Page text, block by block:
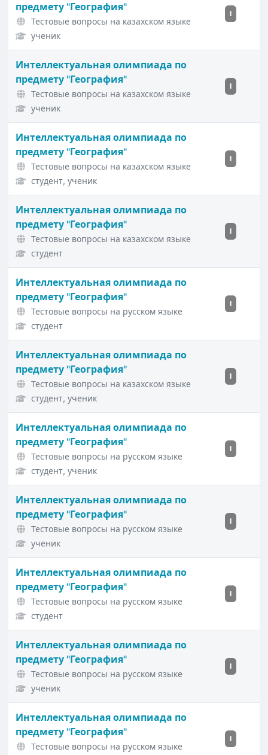
предмету "География"
Тестовые вопросы на казахском языке
ученик
I
Интеллектуальная олимпиада по
предмету "География"
Тестовые вопросы на казахском языке
ученик
I
Интеллектуальная олимпиада по
предмету "География"
Тестовые вопросы на казахском языке
студент, ученик
I
Интеллектуальная олимпиада по
предмету "География"
Тестовые вопросы на казахском языке
студент
I
Интеллектуальная олимпиада по
предмету "География"
Тестовые вопросы на русском языке
студент
I
Интеллектуальная олимпиада по
предмету "География"
Тестовые вопросы на казахском языке
студент, ученик
I
Интеллектуальная олимпиада по
предмету "География"
Тестовые вопросы на русском языке
студент, ученик
I
Интеллектуальная олимпиада по
предмету "География"
Тестовые вопросы на русском языке
ученик
I
Интеллектуальная олимпиада по
предмету "География"
Тестовые вопросы на русском языке
студент
I
Интеллектуальная олимпиада по
предмету "География"
Тестовые вопросы на русском языке
ученик
I
Интеллектуальная олимпиада по
предмету "География"
Тестовые вопросы на русском языке
I